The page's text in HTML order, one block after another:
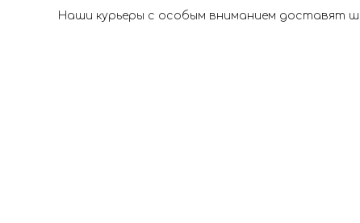
Наши курьеры с особым вниманием доставят